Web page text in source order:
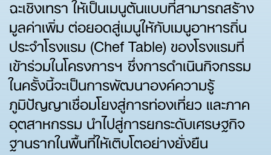
ฉะเชิงเทรา ให้เป็นเมนูต้นแบบที่สามารถสร้าง
มูลค่าเพิ่ม ต่อยอดสู่เมนูให้กับเมนูอาหารถิ่น
ประจำโรงแรม (Chef Table) ของโรงแรมที่
เข้าร่วมในโครงการฯ ซึ่งการดำเนินกิจกรรม
ในครั้งนี้จะเป็นการพัฒนาองค์ความรู้
ภูมิปัญญาเชื่อมโยงสู่การท่องเที่ยว และภาค
อุตสาหกรรม นำไปสู่การยกระดับเศรษฐกิจ
ฐานรากในพื้นที่ให้เติบโตอย่างยั่งยืน